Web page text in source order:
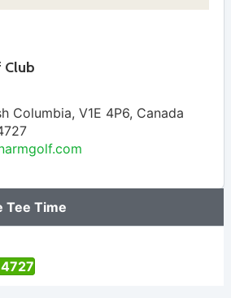
Club
Columbia, V1E 4P6, Canada
Tee Time